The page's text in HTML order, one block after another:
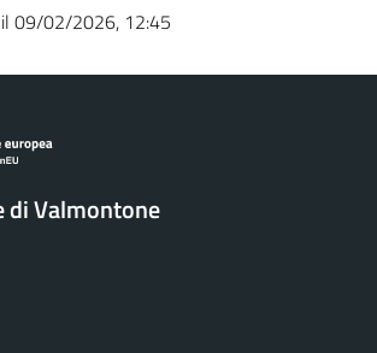
09/02/2026, 12:45
di Valmontone